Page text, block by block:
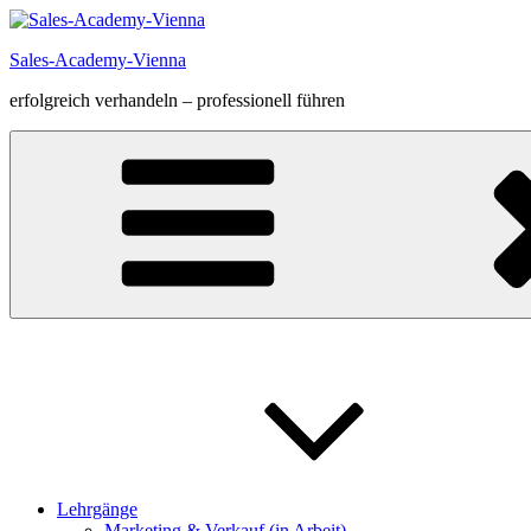
Zum
springen
Sales-Academy-Vienna
erfolgreich verhandeln – professionell führen
Lehrgänge